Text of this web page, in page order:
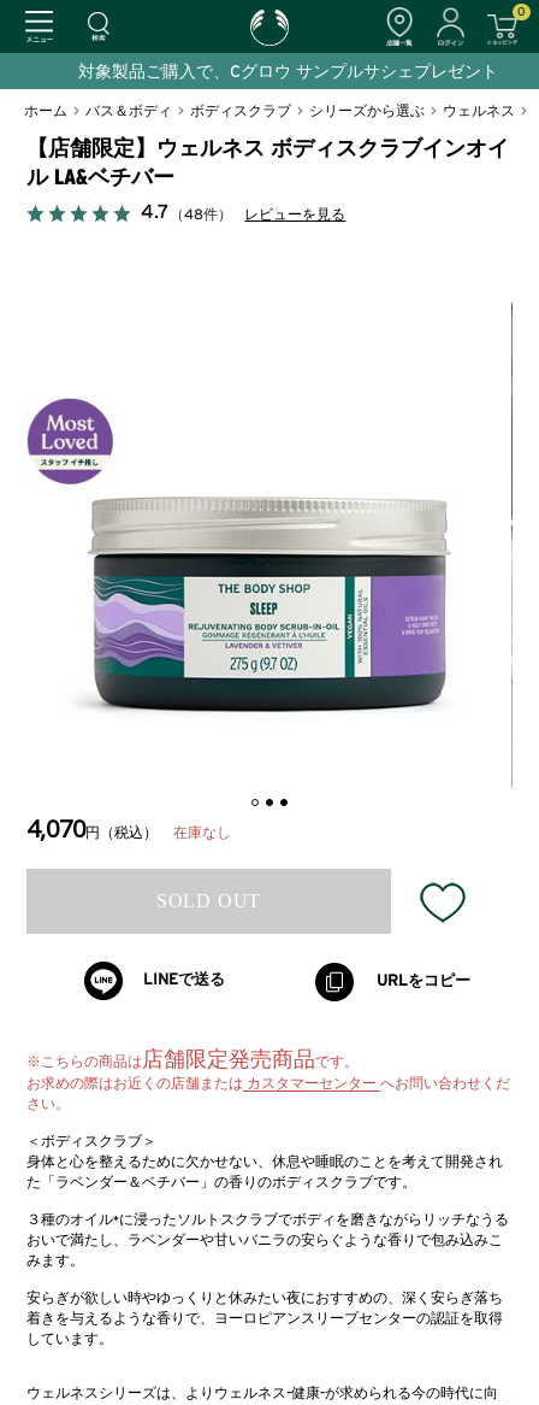
0
対象製品ご購入で、Cグロウ サンプルサシェプレゼント
ホーム > バス＆ボディ > ボディスクラブ > シリーズから選ぶ > ウェルネス >
【店舗限定】ウェルネス ボディスクラブインオイ
ル LA&ベチバー
4.7 （48件） レビューを見る
4,070円（税込） 在庫なし
SOLD OUT
LINEで送る URLをコピー
※こちらの商品は 店舗限定発売商品です。
お求めの際はお近くの店舗または カスタマーセンターへお問い合わせくだ
さい。
＜ボディスクラブ＞
身体と心を整えるために欠かせない、休息や睡眠のことを考えて開発され
た「ラベンダー＆ベチバー」の香りのボディスクラブです。
３種のオイル*に浸ったソルトスクラブでボディを磨きながらリッチなうる
おいで満たし、ラベンダーや甘いバニラの安らぐような香りで包み込みこ
みます。
安らぎが欲しい時やゆっくりと休みたい夜におすすめの、深く安らぎ落ち
着きを与えるような香りで、ヨーロピアンスリープセンターの認証を取得
しています。
ウェルネスシリーズは、よりウェルネス-健康-が求められる今の時代に向